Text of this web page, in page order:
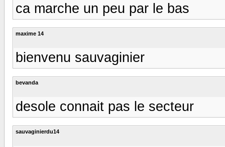
ca marche un peu par le bas
maxime 14
bienvenu sauvaginier
bevanda
desole connait pas le secteur
sauvaginierdu14